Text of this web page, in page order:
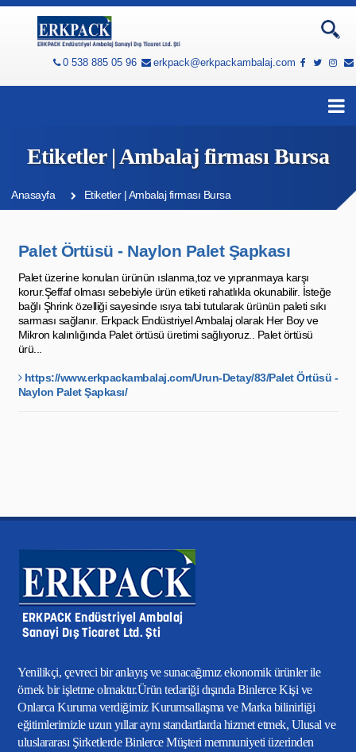
0 538 885 05 96 erkpack@erkpackambalaj.com
Etiketler | Ambalaj firması Bursa
Anasayfa Etiketler | Ambalaj firması Bursa
Palet Örtüsü - Naylon Palet Şapkası
Palet üzerine konulan ürünün ıslanma,toz ve yıpranmaya karşı
korur.Şeffaf olması sebebiyle ürün etiketi rahatlıkla okunabilir. İsteğe
bağlı Şhrink özelliği sayesinde ısıya tabi tutularak ürünün paleti sıkı
sarması sağlanır. Erkpack Endüstriyel Ambalaj olarak Her Boy ve
Mikron kalınlığında Palet örtüsü üretimi sağlıyoruz.. Palet örtüsü
ürü...
https://www.erkpackambalaj.com/Urun-Detay/83/Palet Örtüsü -
Naylon Palet Şapkası/
Yenilikçi, çevreci bir anlayış ve sunacağımız ekonomik ürünler ile
örnek bir işletme olmaktır.Ürün tedariği dışında Binlerce Kişi ve
Onlarca Kuruma verdiğimiz Kurumsallaşma ve Marka bilinirliği
eğitimlerimizle uzun yıllar aynı standartlarda hizmet etmek, Ulusal ve
uluslararası Şirketlerde Binlerce Müşteri memnuniyeti üzerinden